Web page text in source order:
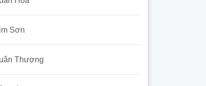
Sơn
Thượng